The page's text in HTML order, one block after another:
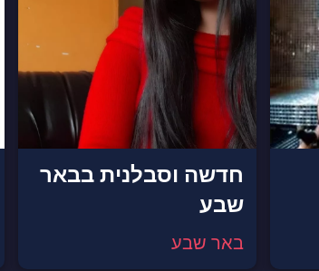
חדשה וסבלנית בבאר
שבע
באר שבע